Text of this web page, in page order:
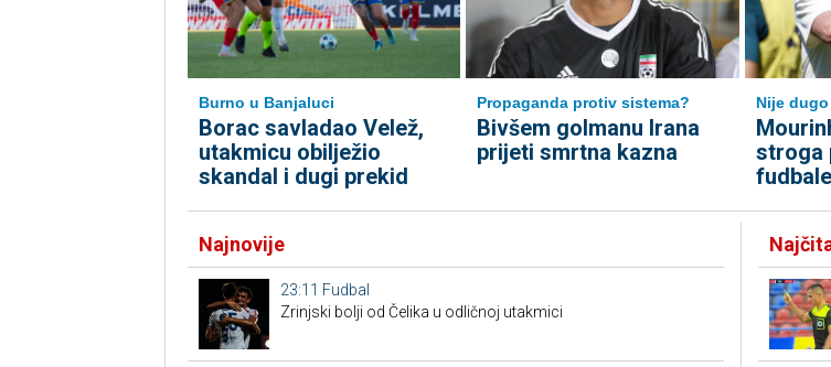
Burno u Banjaluci
Borac savladao Velež,
utakmicu obilježio
skandal i dugi prekid
Propaganda protiv sistema?
Bivšem golmanu Irana
prijeti smrtna kazna
Nije
stroga
Najnovije
23:11 Fudbal
Zrinjski bolji od Čelika u odličnoj utakmici